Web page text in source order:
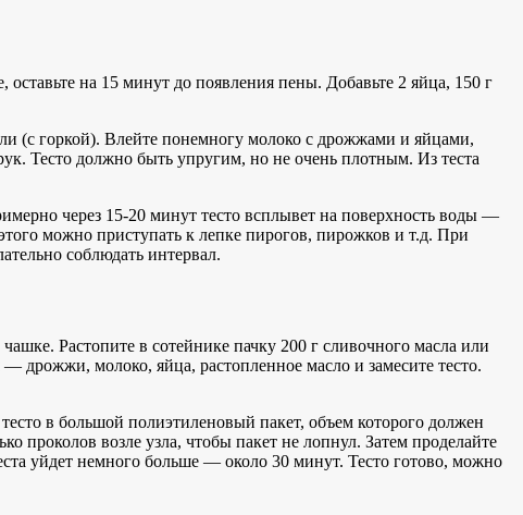
на 15 минут до появления пены. Добавьте 2 яйца, 150 г
(с горкой). Влейте понемногу молоко с дрожжами и яйцами,
Тесто должно быть упругим, но не очень плотным. Из теста
через 15-20 минут тесто всплывет на поверхность воды —
можно приступать к лепке пирогов, пирожков и т.д. При
соблюдать интервал.
Растопите в сотейнике пачку 200 г сливочного масла или
дрожжи, молоко, яйца, растопленное масло и замесите тесто.
в большой полиэтиленовый пакет, объем которого должен
проколов возле узла, чтобы пакет не лопнул. Затем проделайте
уйдет немного больше — около 30 минут. Тесто готово, можно